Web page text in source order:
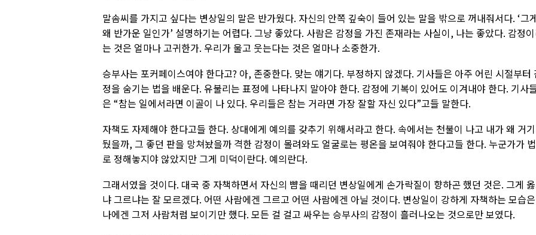
말솜씨를 가지고 싶다는 변상일의 말은 반가웠다. 자신의 안쪽 깊숙이 들어 있는 말을 밖으로 꺼내줘서다. ‘그
왜 반가운 일인가’ 설명하기는 어렵다. 그냥 좋았다. 사람은 감정을 가진 존재라는 사실이, 나는 좋았다. 감정
는 것은 얼마나 고귀한가. 우리가 울고 웃는다는 것은 얼마나 소중한가.
승부사는 포커페이스여야 한다고? 아, 존중한다. 맞는 얘기다. 부정하지 않겠다. 기사들은 아주 어린 시절부터
정을 숨기는 법을 배운다. 유불리는 표정에 나타나지 말아야 한다. 감정에 기복이 있어도 이겨내야 한다. 기사
은 “참는 일에서라면 이골이 나 있다. 우리들은 참는 거라면 가장 잘할 자신 있다”고들 말한다.
자책도 자제해야 한다고들 한다. 상대에게 예의를 갖추기 위해서라고 한다. 속에서는 천불이 나고 내가 왜 거기
뒀을까, 그 좋던 판을 망쳐놨을까 격한 감정이 몰려와도 얼굴로는 평온을 보여줘야 한다고들 한다. 누군가가
로 정해놓지야 않았지만 그게 미덕이란다. 예의란다.
그래서였을 것이다. 대국 중 자책하면서 자신의 뺨을 때리던 변상일에게 손가락질이 향하곤 했던 것은. 그게
냐 그르냐는 잘 모르겠다. 어떤 사람에겐 그르고 어떤 사람에겐 아닐 것이다. 변상일이 강하게 자책하는 모습은
나에겐 그저 사람처럼 보이기만 했다. 모든 걸 걸고 싸우는 승부사의 감정이 흘러나오는 것으로만 보였다.